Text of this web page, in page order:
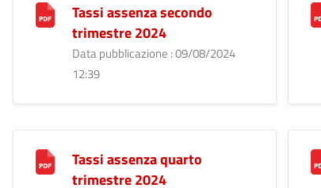
Tassi assenza secondo
trimestre 2024
Data pubblicazione : 09/08/2024
12:39
Tassi assenza quarto
trimestre 2024